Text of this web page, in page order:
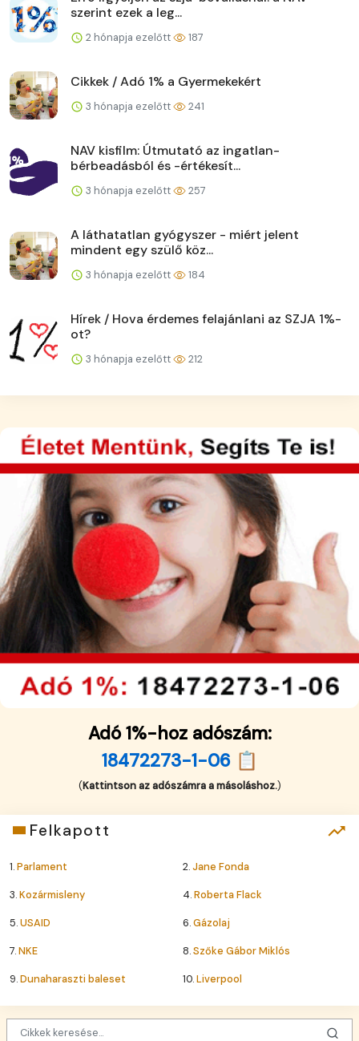
szerint ezek a leg...
2 hónapja ezelőtt 187
Cikkek / Adó 1% a Gyermekekért
3 hónapja ezelőtt 241
NAV kisfilm: Útmutató az ingatlan-
bérbeadásból és -értékesít...
3 hónapja ezelőtt 257
A láthatatlan gyógyszer - miért jelent
mindent egy szülő köz...
3 hónapja ezelőtt 184
Hírek / Hova érdemes felajánlani az SZJA 1%-
ot?
3 hónapja ezelőtt 212
Adó 1%-hoz adószám:
18472273-1-06 📋
(Kattintson az adószámra a másoláshoz.)
Felkapott
1.Parlament 2.Jane Fonda
3.Kozármisleny 4.Roberta Flack
5.USAID 6.Gázolaj
7.NKE 8.Szőke Gábor Miklós
9.Dunaharaszti baleset 10.Liverpool